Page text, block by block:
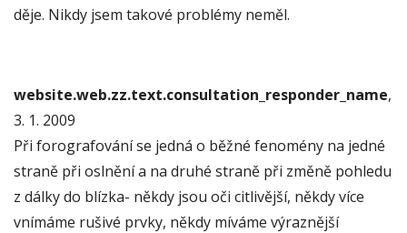
děje. Nikdy jsem takové problémy neměl.
website.web.zz.text.consultation_responder_name,
3. 1. 2009
Při forografování se jedná o běžné fenomény na jedné
straně při oslnění a na druhé straně při změně pohledu
z dálky do blízka- někdy jsou oči citlivější, někdy více
vnímáme rušivé prvky, někdy míváme výraznější